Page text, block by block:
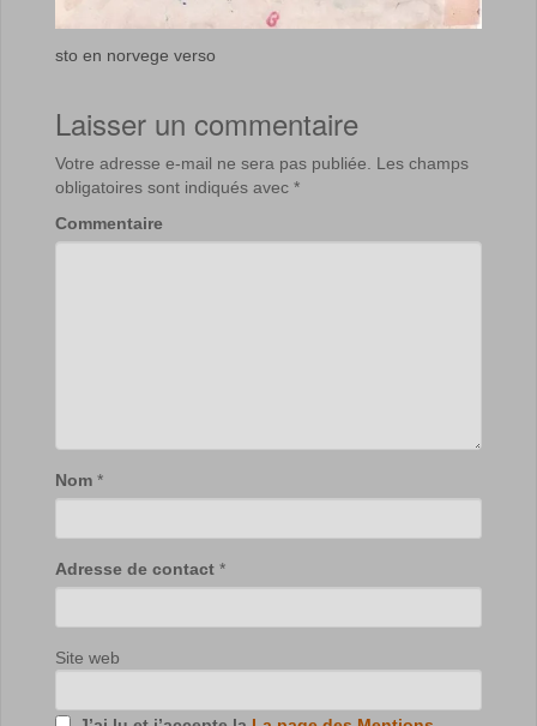
sto en norvege verso
Laisser un commentaire
Votre adresse e-mail ne sera pas publiée.
Les champs
obligatoires sont indiqués avec *
Commentaire
Nom *
Adresse de contact *
Site web